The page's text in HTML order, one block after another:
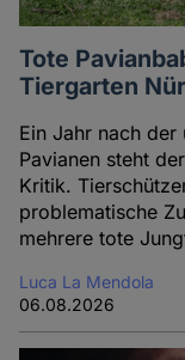
Tote
Tiergarten
Ein Jahr nach
Pavianen steht
Kritik.
problematische
mehrere tote
Luca La Mendola
06.08.2026